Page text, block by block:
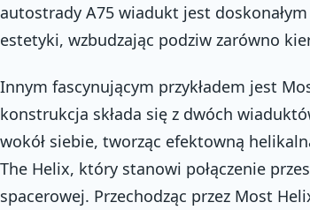
autostrady A75 wiadukt jest
estetyki, wzbudzając podziw zarówno
Innym fascynującym przykładem jest
konstrukcja składa się z dwóch
wokół siebie, tworząc efektowną
The Helix, który stanowi połączenie
spacerowej. Przechodząc przez Most